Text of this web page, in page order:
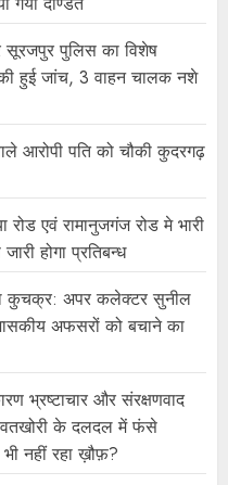
पुलिस का विशेष
हुई जांच, 3 वाहन चालक नशे
आरोपी पति को चौकी कुदरगढ़
एवं रामानुजगंज रोड मे भारी
होगा प्रतिबन्ध
कुचक्र: अपर कलेक्टर सुनील
अफसरों को बचाने का
भ्रष्टाचार और संरक्षणवाद
के दलदल में फंसे
नहीं रहा ख़ौफ़?